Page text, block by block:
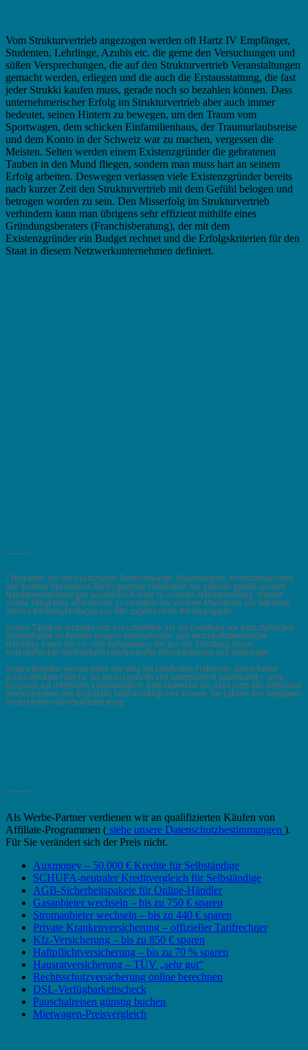
Vom Strukturvertrieb angezogen werden oft Hartz IV Empfänger,
Studenten, Lehrlinge, Azubis etc. die gerne den Versuchungen und
süßen Versprechungen, die auf den Strukturvertrieb Veranstaltungen
gemacht werden, erliegen und die auch die Erstausstattung, die fast
jeder Strukki kaufen muss, gerade noch so bezahlen können. Dass
unternehmerischer Erfolg im Strukturvertrieb aber auch immer
bedeutet, seinen Hintern zu bewegen, um den Traum vom
Sportwagen, dem schicken Einfamilienhaus, der Traumurlaubsreise
und dem Konto in der Schweiz war zu machen, vergessen die
Meisten. Selten werden einem Existenzgründer die gebratenen
Tauben in den Mund fliegen, sondern man muss hart an seinem
Erfolg arbeiten. Deswegen verlassen viele Existenzgründer bereits
nach kurzer Zeit den Strukturvertrieb mit dem Gefühl belogen und
betrogen worden zu sein. Den Misserfolg im Strukturvertrieb
verhindern kann man übrigens sehr effizient mithilfe eines
Gründungsberaters (Franchisberatung), der mit dem
Existenzgründer ein Budget rechnet und die Erfolgskriterien für den
Staat in diesem Netzwerkunternehmen definiert.
Tätigkeiten, die der Gesetzgeber Rechtsanwälten, Steuerberatern, Wirtschaftsprüfern
und anderen besonderen Berufsgruppen vorbehalten hat, gehören gemäß unseren
Mandatsvereinbarungen ausdrücklich nicht zu unserem Mandatsumfang. Werden
solche Tätigkeiten erforderlich, so vermitteln wir unserem Mandanten uns bekannte,
seriöse Beratungskollegen aus den zugelassenen Berufsgruppen.
Unsere Tätigkeit erstreckt sich ausschließlich auf die Ermittlung von wirtschaftlichen
Sachverhalten im Rahmen unseres unternehmens- und wirtschaftsberatenden
Mandates sowie die Vor- und Aufbereitung der aus der Ermittlung dieser
wirtschaftlichen Sachverhalte resultierenden Entscheidungen und Unterlagen.
Unsere Ratgeber weisen Ihnen den Weg bei beruflichen Problemen. Daher haben
praxisrelevante Fälle für Sie herausgesucht und exemplarisch beantwortet – ohne
Anspruch auf inhaltliche Vollständigkeit. Bitte bedenken Sie, dass nicht alle denkbaren
Besonderheiten des Einzelfalls berücksichtigt sein können. Die Lektüre des Ratgebers
ersetzt keine individuelle Beratung.
Als Werbe-Partner verdienen wir an qualifizierten Käufen von
Affiliate-Programmen ( siehe unsere Datenschutzbestimmungen ).
Für Sie verändert sich der Preis nicht.
Auxmoney – 50.000 € Kredite für Selbständige
SCHUFA-neutraler Kreditvergleich für Selbständige
AGB-Sicherheitspakete für Online-Händler
Gasanbieter wechseln – bis zu 750 € sparen
Stromanbieter wechseln – bis zu 440 € sparen
Private Krankenversicherung – offizieller Tarifrechner
Kfz-Versicherung – bis zu 850 € sparen
Haftpflichtversicherung – bis zu 70 % sparen
Hausratversicherung – TÜV „sehr gut“
Rechtsschutzversicherung online berechnen
DSL-Verfügbarkeitscheck
Pauschalreisen günstig buchen
Mietwagen-Preisvergleich